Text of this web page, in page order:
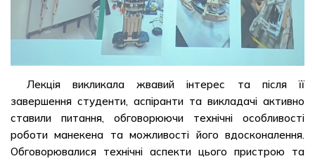
Лекція викликала жвавий інтерес та після її
завершення студенти, аспіранти та викладачі активно
ставили питання, обговорюючи технічні особливості
роботи манекена та можливості його вдосконалення.
Обговорювалися технічні аспекти цього пристрою та